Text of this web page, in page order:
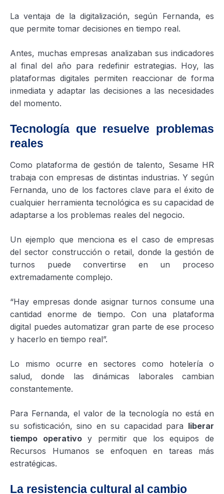
La ventaja de la digitalización, según Fernanda, es
que permite tomar decisiones en tiempo real.
Antes, muchas empresas analizaban sus indicadores
al final del año para redefinir estrategias. Hoy, las
plataformas digitales permiten reaccionar de forma
inmediata y adaptar las decisiones a las necesidades
del momento.
Tecnología que resuelve problemas
reales
Como plataforma de gestión de talento, Sesame HR
trabaja con empresas de distintas industrias. Y según
Fernanda, uno de los factores clave para el éxito de
cualquier herramienta tecnológica es su capacidad de
adaptarse a los problemas reales del negocio.
Un ejemplo que menciona es el caso de empresas
del sector construcción o retail, donde la gestión de
turnos puede convertirse en un proceso
extremadamente complejo.
“Hay empresas donde asignar turnos consume una
cantidad enorme de tiempo. Con una plataforma
digital puedes automatizar gran parte de ese proceso
y hacerlo en tiempo real”.
Lo mismo ocurre en sectores como hotelería o
salud, donde las dinámicas laborales cambian
constantemente.
Para Fernanda, el valor de la tecnología no está en
su sofisticación, sino en su capacidad para liberar
tiempo operativoy permitir que los equipos de
Recursos Humanos se enfoquen en tareas más
estratégicas.
La resistencia cultural al cambio